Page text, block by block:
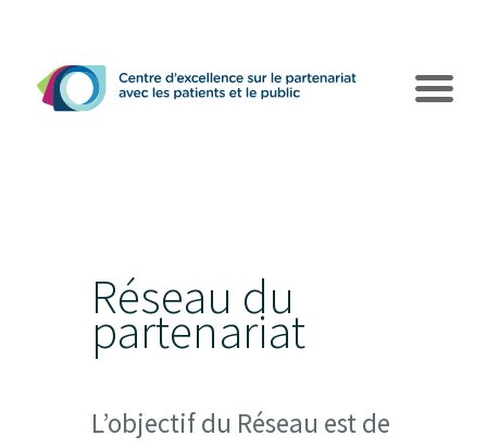
Le CEPPP
Pôles d’action
Réseau du
partenariat
L’objectif du Réseau est de